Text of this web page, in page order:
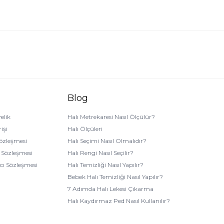
aşağıdaki soruları kendinize sorarak en uygun
Sözleşmesi
Blog
Halı Metrekaresi Nasıl Ölçülür?
Halı Ölçüleri
Halı Seçimi Nasıl Olmalıdır?
Halı Rengi Nasıl Seçilir?
Halı Temizliği Nasıl Yapılır?
Bebek Halı Temizliği Nasıl Yapılır?
7 Adımda Halı Lekesi Çıkarma
Halı Kaydırmaz Ped Nasıl Kullanılır?